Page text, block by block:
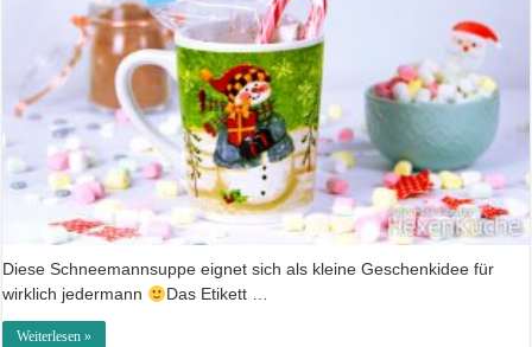
Diese Schneemannsuppe eignet sich als kleine Geschenkidee für
wirklich jedermann
Das Etikett …
Weiterlesen »